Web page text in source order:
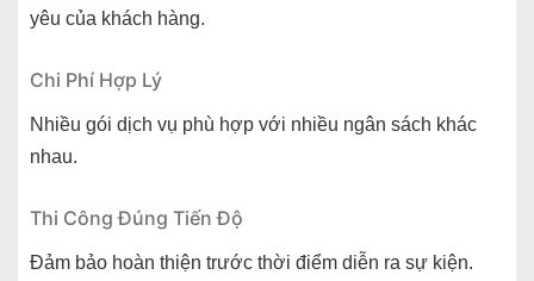
yêu của khách hàng.
Chi Phí Hợp Lý
Nhiều gói dịch vụ phù hợp với nhiều ngân sách khác
nhau.
Thi Công Đúng Tiến Độ
Đảm bảo hoàn thiện trước thời điểm diễn ra sự kiện.